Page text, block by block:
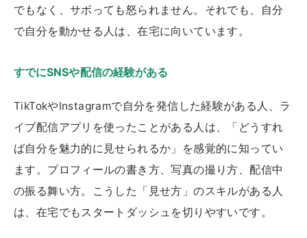
でもなく、サボっても怒られません。それでも、自分
で自分を動かせる人は、在宅に向いています。
すでにSNSや配信の経験がある
TikTokやInstagramで自分を発信した経験がある人、ラ
イブ配信アプリを使ったことがある人は、「どうすれ
ば自分を魅力的に見せられるか」を感覚的に知ってい
ます。プロフィールの書き方、写真の撮り方、配信中
の振る舞い方。こうした「見せ方」のスキルがある人
は、在宅でもスタートダッシュを切りやすいです。